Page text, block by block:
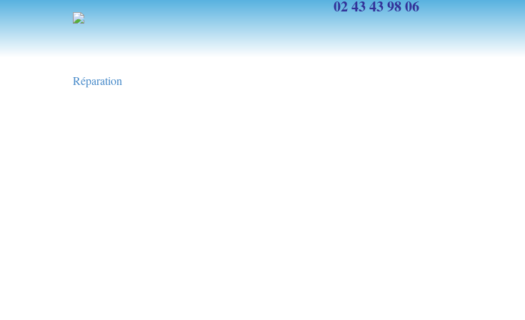
02 43 43 98 06
Réparation